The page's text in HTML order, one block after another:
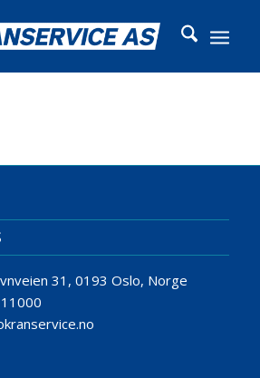
31, 0193 Oslo, Norge